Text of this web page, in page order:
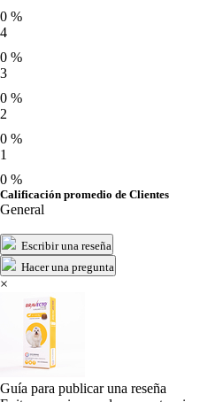
0 %
4
0 %
3
0 %
2
0 %
1
0 %
Calificación promedio de Clientes
General
Escribir una reseña
Hacer una pregunta
×
Guía para publicar una reseña